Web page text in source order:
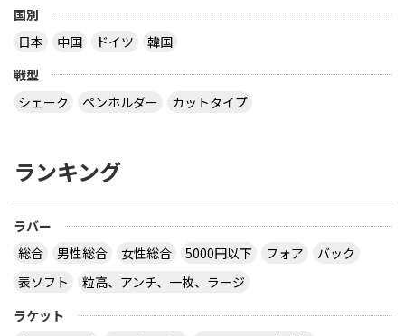
なら接着層 15% もありえますね 【質問】 （１）卓
ラケットで フォア面に近い所に 厚い接着層を入れ
る想定をしたのでしょうか？
いケースもあり得ますよ。 ２枚合板、昔にあったセ
板だったか、４枚合板だったかは忘れましたが。
サイトを見る
国別
日本
中国 ドイツ
韓国
戦型
シェーク
ペンホルダー カットタイプ
ランキング
ラバー
総合
男性総合 女性総合 5000円以下 フォア
バック
表ソフト
粒高、アンチ、一枚、ラージ
ラケット